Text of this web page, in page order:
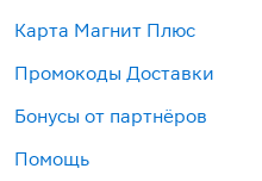
Карта Магнит Плюс
Промокоды Доставки
Бонусы от партнёров
Помощь